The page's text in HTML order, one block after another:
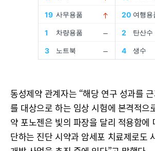
동성제약 관계자는 “해당 연구 성과를
를 대상으로 하는 임상 시험에 본격적으
약 포노젠은 빛의 파장을 달리 적용함에
단하는 진단 시약과 암세포 치료제로도